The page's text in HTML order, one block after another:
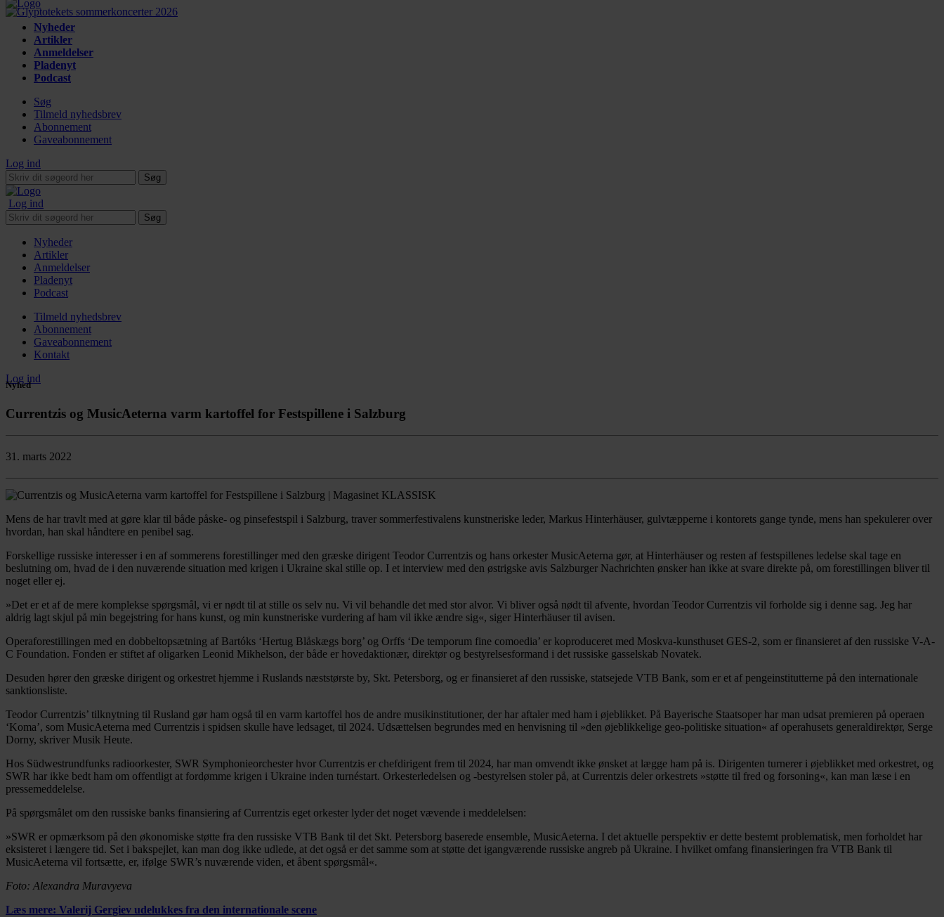
Nyheder
Artikler
Anmeldelser
Pladenyt
Podcast
Søg
Tilmeld nyhedsbrev
Abonnement
Gaveabonnement
Log ind
Søg
Log ind
Søg
Nyheder
Artikler
Anmeldelser
Pladenyt
Podcast
Tilmeld nyhedsbrev
Abonnement
Gaveabonnement
Kontakt
Log ind
Nyhed
Currentzis og MusicAeterna varm kartoffel for Festspillene i Salzburg
31. marts 2022
Mens de har travlt med at gøre klar til både påske- og pinsefestspil i Salzburg, traver sommerfestivalens kunstneriske leder, Markus Hinterhäuser, gulvtæpperne i kontorets gange tynde, mens han spekulerer over
hvordan, han skal håndtere en penibel sag.
Forskellige russiske interesser i en af sommerens forestillinger med den græske dirigent Teodor Currentzis og hans orkester MusicAeterna gør, at Hinterhäuser og resten af festspillenes ledelse skal tage en
beslutning om, hvad de i den nuværende situation med krigen i Ukraine skal stille op. I et interview med den østrigske avis Salzburger Nachrichten ønsker han ikke at svare direkte på, om forestillingen bliver til
noget eller ej.
»Det er et af de mere komplekse spørgsmål, vi er nødt til at stille os selv nu. Vi vil behandle det med stor alvor. Vi bliver også nødt til afvente, hvordan Teodor Currentzis vil forholde sig i denne sag. Jeg har
aldrig lagt skjul på min begejstring for hans kunst, og min kunstneriske vurdering af ham vil ikke ændre sig«, siger Hinterhäuser til avisen.
Operaforestillingen med en dobbeltopsætning af Bartóks ‘Hertug Blåskægs borg’ og Orffs ‘De temporum fine comoedia’ er koproduceret med Moskva-kunsthuset GES-2, som er finansieret af den russiske V-A-
C Foundation. Fonden er stiftet af oligarken Leonid Mikhelson, der både er hovedaktionær, direktør og bestyrelsesformand i det russiske gasselskab Novatek.
Desuden hører den græske dirigent og orkestret hjemme i Ruslands næststørste by, Skt. Petersborg, og er finansieret af den russiske, statsejede VTB Bank, som er et af pengeinstitutterne på den internationale
sanktionsliste.
Teodor Currentzis’ tilknytning til Rusland gør ham også til en varm kartoffel hos de andre musikinstitutioner, der har aftaler med ham i øjeblikket. På Bayerische Staatsoper har man udsat premieren på operaen
‘Koma’, som MusicAeterna med Currentzis i spidsen skulle have ledsaget, til 2024. Udsættelsen begrundes med en henvisning til »den øjeblikkelige geo-politiske situation« af operahusets generaldirektør, Serge
Dorny, skriver Musik Heute.
Hos Südwestrundfunks radioorkester, SWR Symphonieorchester hvor Currentzis er chefdirigent frem til 2024, har man omvendt ikke ønsket at lægge ham på is. Dirigenten turnerer i øjeblikket med orkestret, og
SWR har ikke bedt ham om offentligt at fordømme krigen i Ukraine inden turnéstart. Orkesterledelsen og -bestyrelsen stoler på, at Currentzis deler orkestrets »støtte til fred og forsoning«, kan man læse i en
pressemeddelelse.
På spørgsmålet om den russiske banks finansiering af Currentzis eget orkester lyder det noget vævende i meddelelsen:
»SWR er opmærksom på den økonomiske støtte fra den russiske VTB Bank til det Skt. Petersborg baserede ensemble, MusicAeterna. I det aktuelle perspektiv er dette bestemt problematisk, men forholdet har
eksisteret i længere tid. Set i bakspejlet, kan man dog ikke udlede, at det også er det samme som at støtte det igangværende russiske angreb på Ukraine. I hvilket omfang finansieringen fra VTB Bank til
MusicAeterna vil fortsætte, er, ifølge SWR’s nuværende viden, et åbent spørgsmål«.
Foto: Alexandra Muravyeva
Læs mere: Valerij Gergiev udelukkes fra den internationale scene